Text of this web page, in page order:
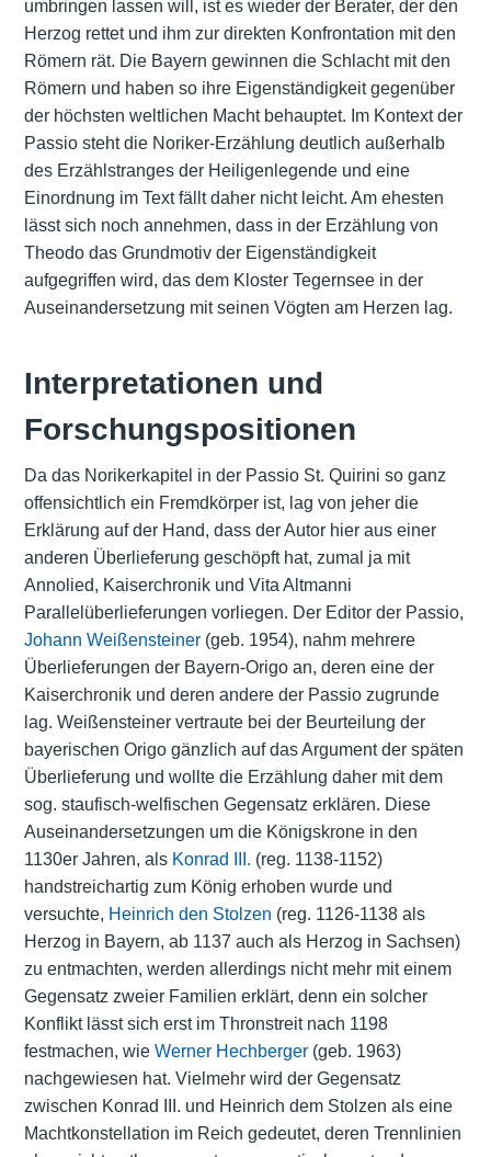
umbringen lassen will, ist es wieder der Berater, der den
Herzog rettet und ihm zur direkten Konfrontation mit den
Römern rät. Die Bayern gewinnen die Schlacht mit den
Römern und haben so ihre Eigenständigkeit gegenüber
der höchsten weltlichen Macht behauptet. Im Kontext der
Passio steht die Noriker-Erzählung deutlich außerhalb
des Erzählstranges der Heiligenlegende und eine
Einordnung im Text fällt daher nicht leicht. Am ehesten
lässt sich noch annehmen, dass in der Erzählung von
Theodo das Grundmotiv der Eigenständigkeit
aufgegriffen wird, das dem Kloster Tegernsee in der
Auseinandersetzung mit seinen Vögten am Herzen lag.
Interpretationen und
Forschungspositionen
Da das Norikerkapitel in der Passio St. Quirini so ganz
offensichtlich ein Fremdkörper ist, lag von jeher die
Erklärung auf der Hand, dass der Autor hier aus einer
anderen Überlieferung geschöpft hat, zumal ja mit
Annolied, Kaiserchronik und Vita Altmanni
Parallelüberlieferungen vorliegen. Der Editor der Passio,
Johann Weißensteiner(geb. 1954), nahm mehrere
Überlieferungen der Bayern-Origo an, deren eine der
Kaiserchronik und deren andere der Passio zugrunde
lag. Weißensteiner vertraute bei der Beurteilung der
bayerischen Origo gänzlich auf das Argument der späten
Überlieferung und wollte die Erzählung daher mit dem
sog. staufisch-welfischen Gegensatz erklären. Diese
Auseinandersetzungen um die Königskrone in den
1130er Jahren, als Konrad III. (reg. 1138-1152)
handstreichartig zum König erhoben wurde und
versuchte, Heinrich den Stolzen (reg. 1126-1138 als
Herzog in Bayern, ab 1137 auch als Herzog in Sachsen)
zu entmachten, werden allerdings nicht mehr mit einem
Gegensatz zweier Familien erklärt, denn ein solcher
Konflikt lässt sich erst im Thronstreit nach 1198
festmachen, wie Werner Hechberger(geb. 1963)
nachgewiesen hat. Vielmehr wird der Gegensatz
zwischen Konrad III. und Heinrich dem Stolzen als eine
Machtkonstellation im Reich gedeutet, deren Trennlinien